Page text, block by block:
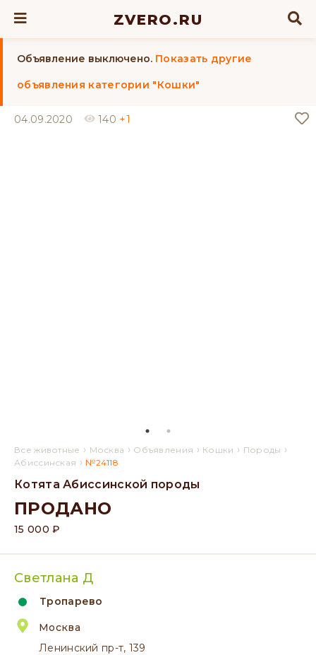
ZVERO.RU
Объявление выключено. Показать другие
объявления категории "Кошки"
04.09.2020 140 +1
Все животные › Москва › Объявления › Кошки › Породы ›
Абиссинская › №24118
Котята Абиссинской породы
ПРОДАНО
15 000 ₽
Светлана Д
Тропарево
Москва
Ленинский пр-т, 139